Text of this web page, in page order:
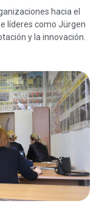
hacia el
líderes como Jürgen
y la innovación.